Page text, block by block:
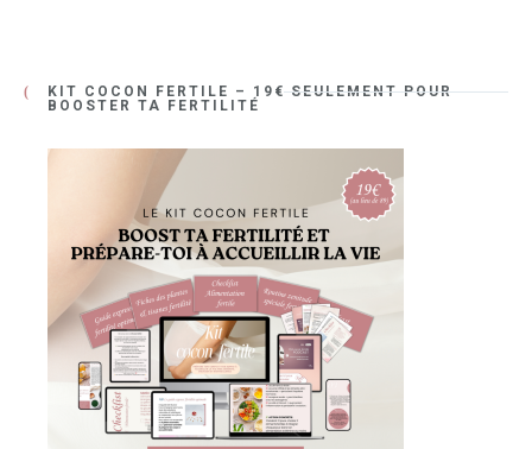
KIT COCON FERTILE – 19€ SEULEMENT POUR
BOOSTER TA FERTILITÉ